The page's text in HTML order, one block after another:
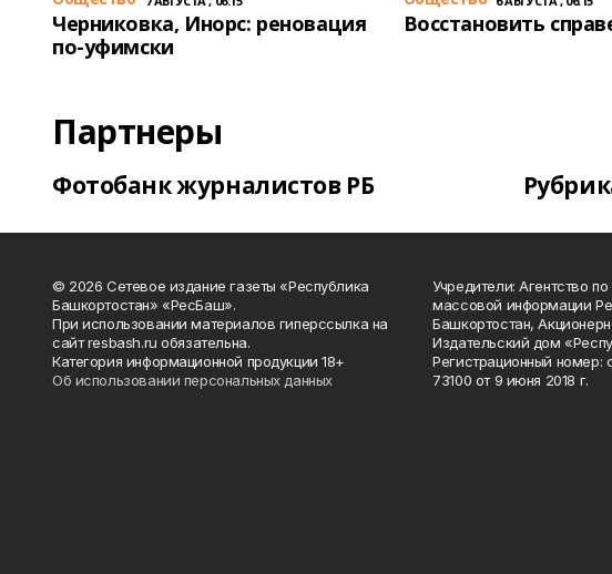
Черниковка, Инорс: реновация
по-уфимски
Восстановить
Партнеры
Фотобанк журналистов РБ
© 2026 Сетевое издание газеты «Республика
Башкортостан» «РесБаш».
При использовании материалов гиперссылка на
сайт resbash.ru обязательна.
Категория информационной продукции 18+
Об использовании персональных данных
Учредители: Агентство
массовой информации
Башкортостан,
Издательский дом
Регистрационный
73100 от 9 июня 2018 г.